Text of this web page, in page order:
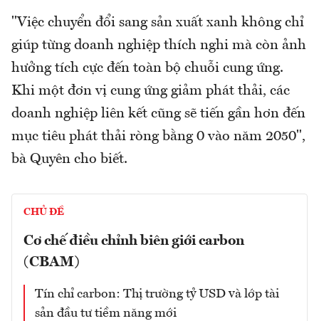
"Việc chuyển đổi sang sản xuất xanh không chỉ
giúp từng doanh nghiệp thích nghi mà còn ảnh
hưởng tích cực đến toàn bộ chuỗi cung ứng.
Khi một đơn vị cung ứng giảm phát thải, các
doanh nghiệp liên kết cũng sẽ tiến gần hơn đến
mục tiêu phát thải ròng bằng 0 vào năm 2050",
bà Quyên cho biết.
CHỦ ĐỀ
Cơ chế điều chỉnh biên giới carbon
(CBAM)
Tín chỉ carbon: Thị trường tỷ USD và lớp tài
sản đầu tư tiềm năng mới